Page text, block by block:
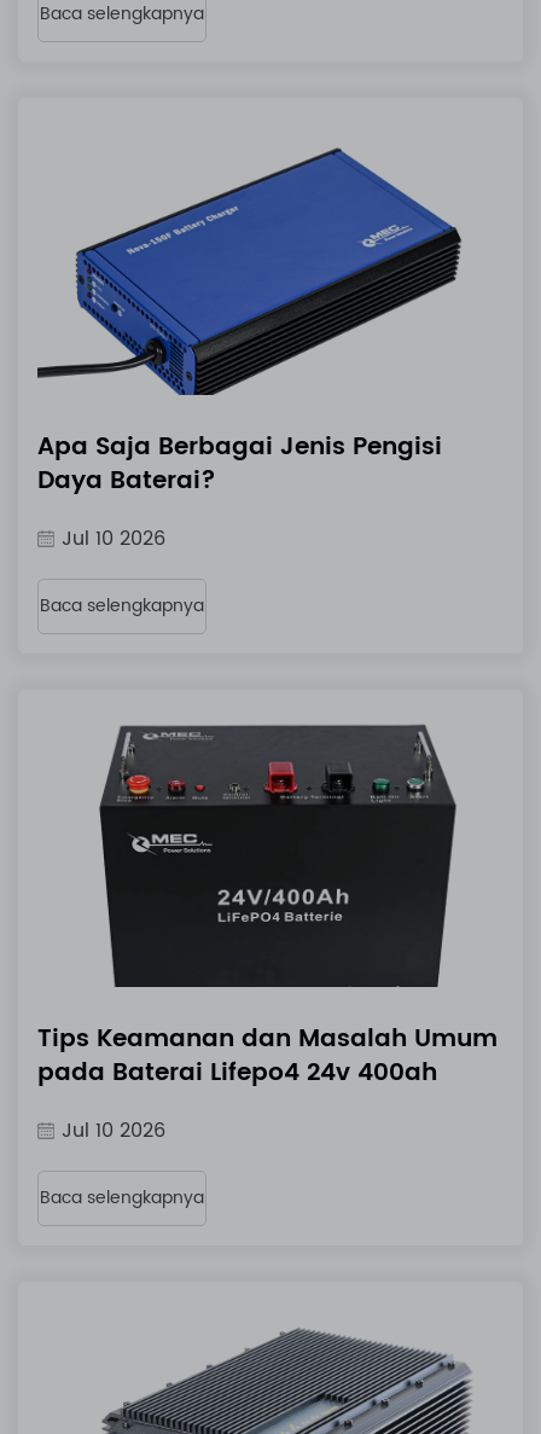
Baca selengkapnya
Apa Saja Berbagai Jenis Pengisi
Daya Baterai?
Jul 10 2026
Baca selengkapnya
Tips Keamanan dan Masalah Umum
pada Baterai Lifepo4 24v 400ah
Jul 10 2026
Baca selengkapnya